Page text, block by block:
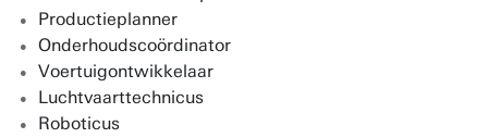
Productieplanner
Onderhoudscoördinator
Voertuigontwikkelaar
Luchtvaarttechnicus
Roboticus